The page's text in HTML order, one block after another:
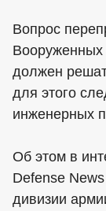
Вопрос
должен
для этого
инженерных
Об этом в
Defense
дивизии